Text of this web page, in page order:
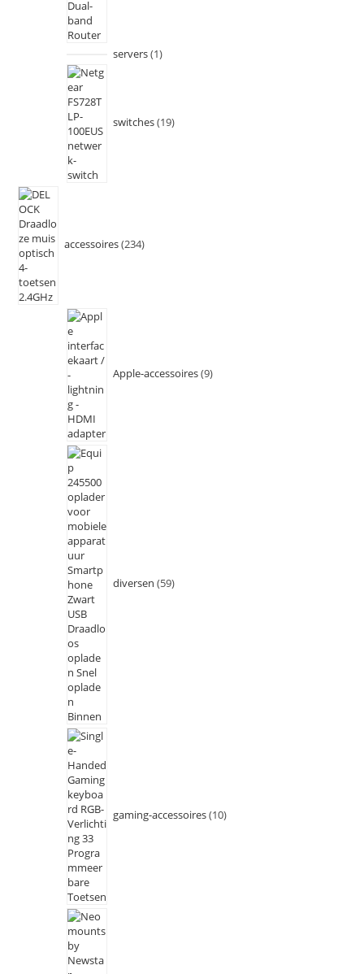
servers 1
switches 19
accessoires 234
Apple-accessoires 9
diversen 59
gaming-accessoires 10